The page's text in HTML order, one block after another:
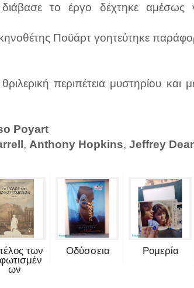
το έργο δέχτηκε αμέσως
Ποϋάρτ γοητεύτηκε
περιπέτεια μυστηρίου και
Poyart
, Anthony Hopkins, Jeffrey
των
ων
Οδύσσεια Ρομερία